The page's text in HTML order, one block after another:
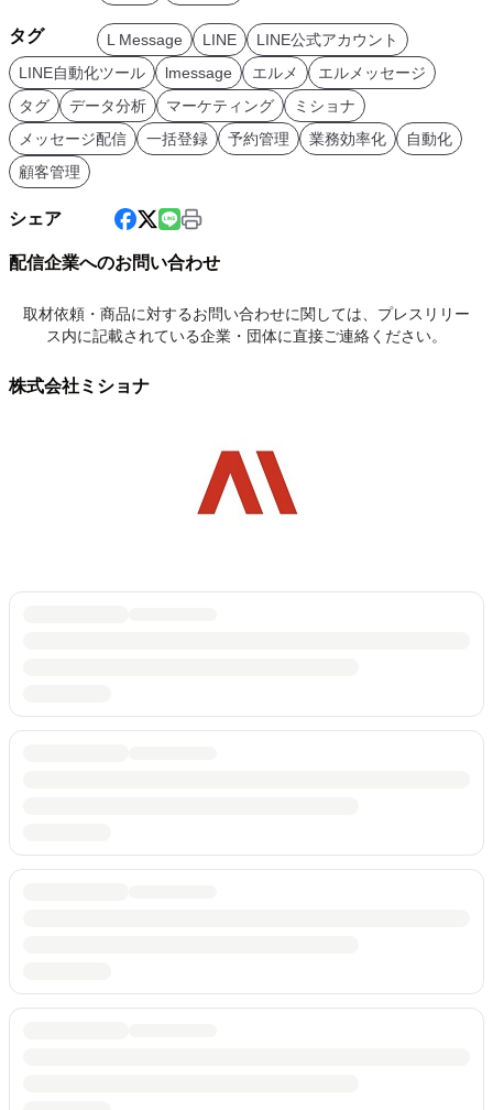
タグ L Message LINE
LINE公式アカウント
LINE自動化ツール
lmessage エルメ
エルメッセージ
タグ
データ分析 マーケティング
ミショナ
メッセージ配信
一括登録 予約管理 業務効率化
自動化
顧客管理
シェア
配信企業へのお問い合わせ
取材依頼・商品に対するお問い合わせに関しては、プレスリリー
ス内に記載されている企業・団体に直接ご連絡ください。
株式会社ミショナ